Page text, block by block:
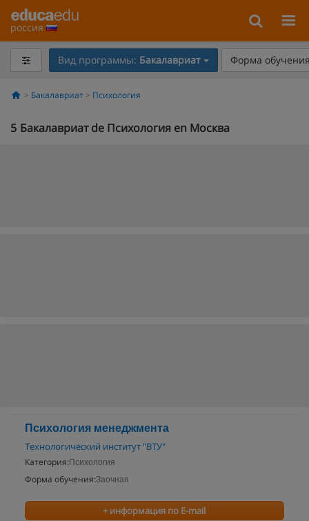
россия
Вид программы: Бакалавриат Форма
Бакалавриат Психология
5 Бакалавриат de Психология en Москва
Психология менеджмента
Технологический институт "ВТУ"
Категория: Психология
Форма обучения:Заочная
+ информация по E-mail